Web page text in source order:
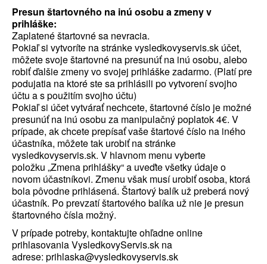
Presun štartovného na inú osobu a zmeny v
prihláške:
Zaplatené štartovné sa nevracia.
Pokiaľ si vytvoríte na stránke vysledkovyservis.sk účet,
môžete svoje štartovné na presunúť na inú osobu, alebo
robiť ďalšie zmeny vo svojej prihláške zadarmo. (Platí pre
podujatia na ktoré ste sa prihlásili po vytvorení svojho
účtu a s použitím svojho účtu)
Pokiaľ si účet vytvárať nechcete, štartovné číslo je možné
presunúť na inú osobu za manipulačný poplatok 4€. V
prípade, ak chcete prepísať vaše štartové číslo na iného
účastníka, môžete tak urobiť na stránke
vysledkovyservis.sk. V hlavnom menu vyberte
položku „Zmena prihlášky“a uveďte všetky údaje o
novom účastníkovi. Zmenu však musí urobiť osoba, ktorá
bola pôvodne prihlásená. Štartový balík už preberá nový
účastník. Po prevzatí štartového balíka už nie je presun
štartovného čísla možný.
V prípade potreby, kontaktujte ohľadne online
prihlasovania VysledkovyServis.sk na
adrese: prihlaska@vysledkovyservis.sk